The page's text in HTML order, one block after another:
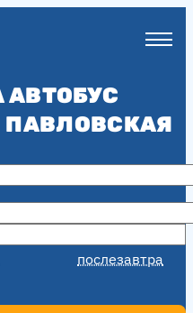
АВТОБУС
ПАВЛОВСКАЯ
послезавтра